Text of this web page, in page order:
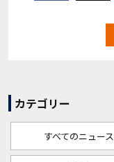
カテゴリー
すべてのニュース